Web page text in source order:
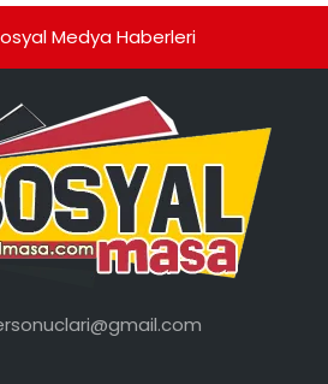
Medya Haberleri